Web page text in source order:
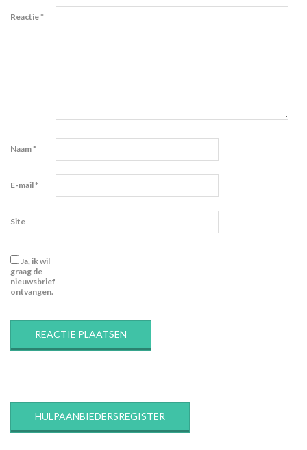
Reactie*
Naam*
E-mail*
Site
Ja, ik wil
graag de
nieuwsbrief
ontvangen.
HULPAANBIEDERSREGISTER